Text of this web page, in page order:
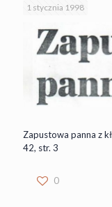
1 stycznia 1998
Zapustowa panna z
42, str. 3
0